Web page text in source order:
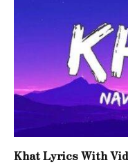
Khat Lyrics With